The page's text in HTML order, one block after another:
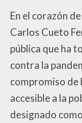
En el corazón
Carlos Cueto
pública que ha
contra la
compromiso de
accesible a la
designado